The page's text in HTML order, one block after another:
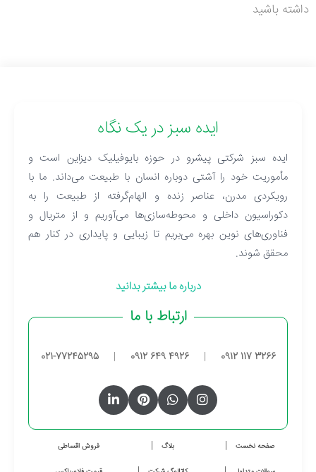
داشته باشید
ایده سبز در یک نگاه
ایده سبز شرکتی پیشرو در حوزه بایوفیلیک دیزاین است و
مأموریت خود را آشتی دوباره انسان با طبیعت می‌داند. ما با
رویکردی مدرن، عناصر زنده و الهام‌گرفته از طبیعت را به
دکوراسیون داخلی و محوطه‌سازی‌ها می‌آوریم و از متریال و
فناوری‌های نوین بهره می‌بریم تا زیبایی و پایداری در کنار هم
محقق شوند.
درباره ما بیشتر بدانید
ارتباط با ما
0912 117 3266
|
0912 649 4926
|
021-77245295
صفحه نخست بلاگ فروش اقساطی